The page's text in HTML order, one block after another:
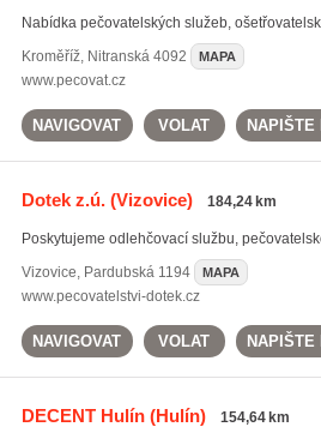
Nabídka pečovatelských služeb,
Kroměříž, Nitranská 4092 MAPA
www.pecovat.cz
NAVIGOVAT VOLAT NAPIŠTE
Dotek z.ú.(Vizovice) 184,24 km
Poskytujeme odlehčovací službu,
Vizovice, Pardubská 1194 MAPA
www.pecovatelstvi-dotek.cz
NAVIGOVAT VOLAT NAPIŠTE
DECENT Hulín(Hulín) 154,64 km